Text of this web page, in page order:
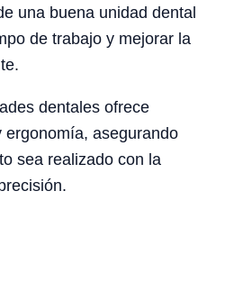
una buena unidad dental
de trabajo y mejorar la
dentales ofrece
asegurando
sea realizado con la